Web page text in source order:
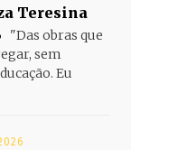
Teresina
"Das obras que
sem
Eu